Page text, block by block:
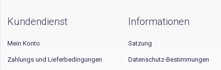
Kundendienst
Mein Konto
Zahlungs und Lieferbedingungen
Informationen
Satzung
Datenschutz-Bestimmungen